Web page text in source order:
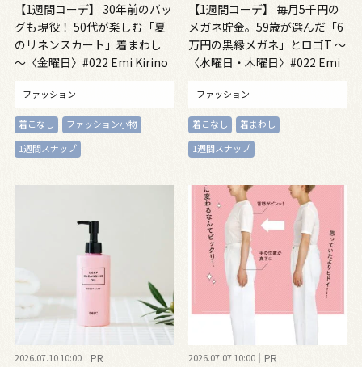
【1週間コーデ】 30年前のバッ
グも現役！ 50代が楽しむ「夏
のリネンスカート」着まわし
～〈金曜日〉#022 Emi Kirino
ファッション
着こなし
ファッション小物
1週間スナップ
【1週間コーデ】 毎月5千円の
メガネ貯金。59歳が選んだ「6
万円の黒縁メガネ」とロゴT ～
〈水曜日・木曜日〉#022 Emi
ファッション
着こなし
着まわし
1週間スナップ
2026.07.10 10:00 PR 2026.07.07 10:00 PR